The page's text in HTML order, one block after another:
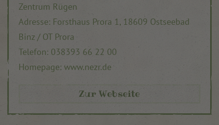
Zentrum Rügen
Adresse: Forsthaus Prora 1, 18609 Ostseebad
Binz / OT Prora
Telefon: 038393 66 22 00
Homepage: www.nezr.de
Zur Webseite